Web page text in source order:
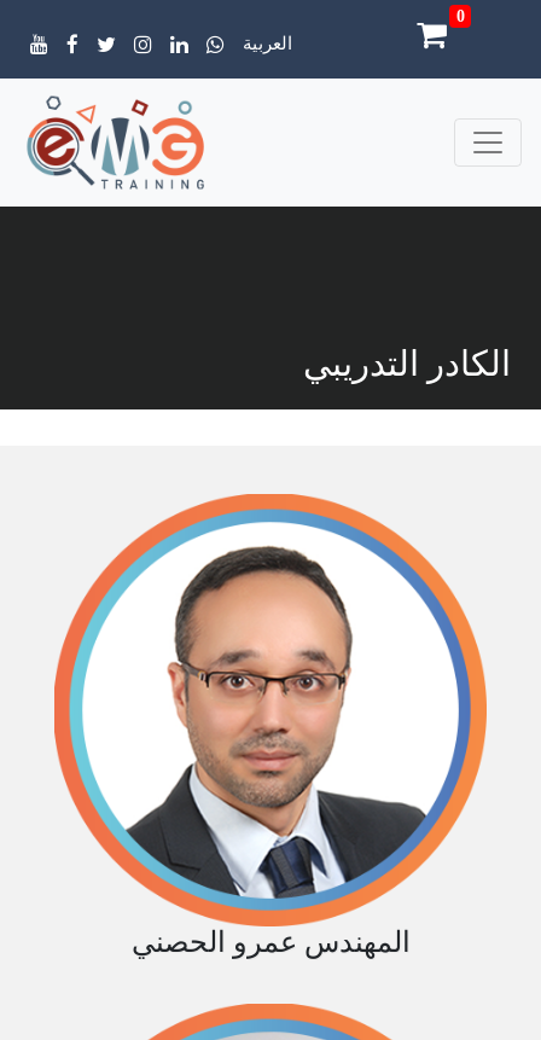
العربية
0
الكادر التدريبي
المهندس عمرو الحصني